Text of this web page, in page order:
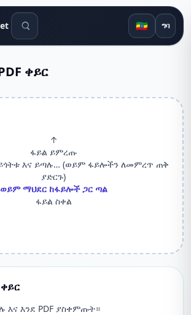
የፍለጋ መሳሪያዎች 🇪🇹 ግባ
ቀይር
↑
ፋይል ይምረጡ
እና ይጣሉ… (ወይም ፋይሎችን ለመምረጥ ጠቅ
ያድርጉ)
ወይም ማህደር ከፋይሎች ጋር ጣል
ፋይል ስቀል
ቀይር
እና እንደ PDF ያስቀምጡት።